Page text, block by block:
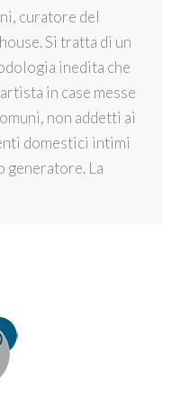
curatore del
Si tratta di un
inedita che
in case messe
non addetti ai
domestici intimi
generatore. La